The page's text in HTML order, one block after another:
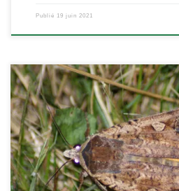
Publié 19 juin 2021
C’est l’espèce la plus commune et
sans doute même la noctuelle la
Cependant, en raison de sa
toujours à 2 fois avant de la
(anciennement Triphaena pronuba)
POSITION SYSTÉMATIQUE : Insecte,